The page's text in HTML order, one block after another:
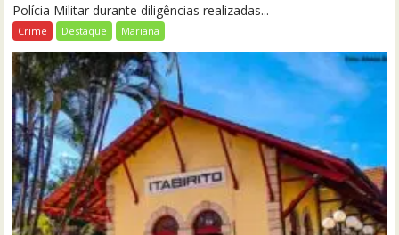
Polícia Militar durante diligências realizadas...
Crime Destaque Mariana